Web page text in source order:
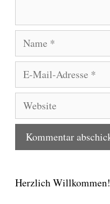
Mail-
Adresse
Herzlich Willkommen!